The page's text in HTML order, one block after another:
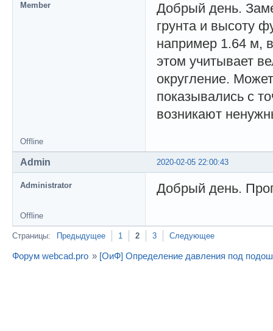
Member
Добрый день.
грунта и высоту
например 1.64 м,
этом учитывает
округление.
показывались с
возникают
Offline
2020-02-05 22:00:43
Admin
Administrator Добрый день.
Offline
Страницы: Предыдущее 1 2 3 Следующее
Форум webcad.pro » [ОиФ] Определение давления под